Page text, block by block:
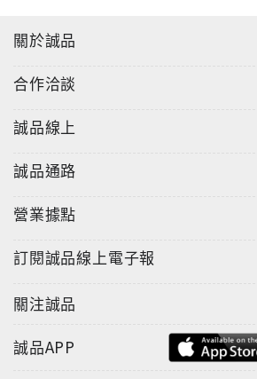
關於誠品
合作洽談
誠品線上
誠品通路
營業據點
訂閱誠品線上電子報
關注誠品
誠品APP